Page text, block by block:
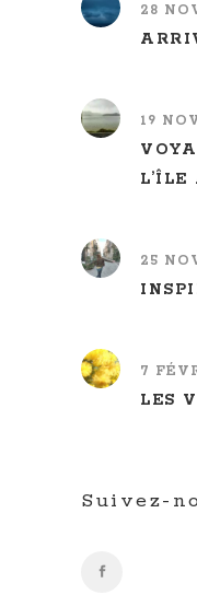
28
19
25
7
LES
Suivez-